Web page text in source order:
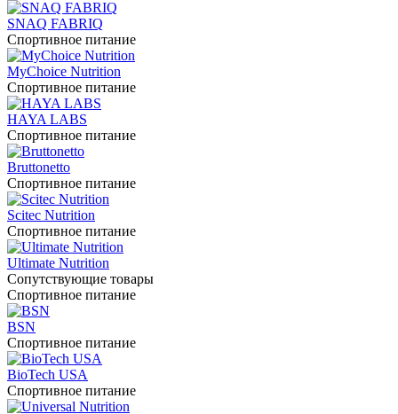
SNAQ FABRIQ
Спортивное питание
MyChoice Nutrition
Спортивное питание
HAYA LABS
Спортивное питание
Bruttonetto
Спортивное питание
Scitec Nutrition
Спортивное питание
Ultimate Nutrition
Сопутствующие товары
Спортивное питание
BSN
Спортивное питание
BioTech USA
Спортивное питание